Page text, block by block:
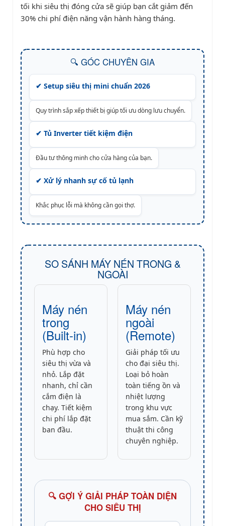
tối khi siêu thị đóng cửa sẽ giúp bạn cắt giảm đến
30% chi phí điện năng vận hành hàng tháng.
🔍 GÓC CHUYÊN GIA
✔ Setup siêu thị mini chuẩn 2026
Quy trình sắp xếp thiết bị giúp tối ưu dòng lưu chuyển.
✔ Tủ Inverter tiết kiệm điện
Đầu tư thông minh cho cửa hàng của bạn.
✔ Xử lý nhanh sự cố tủ lạnh
Khắc phục lỗi mà không cần gọi thợ.
SO SÁNH MÁY NÉN TRONG &
NGOÀI
Máy nén
trong
(Built-in)
Phù hợp cho
siêu thị vừa và
nhỏ. Lắp đặt
nhanh, chỉ cần
cắm điện là
chạy. Tiết kiệm
chi phí lắp đặt
ban đầu.
Máy nén
ngoài
(Remote)
Giải pháp tối ưu
cho đại siêu thị.
Loại bỏ hoàn
toàn tiếng ồn và
nhiệt lượng
trong khu vực
mua sắm. Cần kỹ
thuật thi công
chuyên nghiệp.
🔍 GỢI Ý GIẢI PHÁP TOÀN DIỆN
CHO SIÊU THỊ